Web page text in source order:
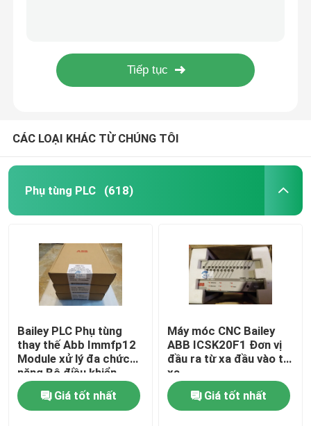
PLC Triplex
Triconx DCS
Phụ tùng Honeywell
Mô-đun Woodward
Emerson Epro
Mô-đun Allen Bradley
Emerson Delta V DCS
CÁC LOẠI KHÁC TỪ CHÚNG TÔI
Phụ tùng PLC (618)
Bailey PLC Phụ tùng
thay thế Abb Immfp12
Module xử lý đa chức
năng Bộ điều khiển
mạnh mẽ
Giá tốt nhất
Máy móc CNC Bailey
ABB ICSK20F1 Đơn vị
đầu ra từ xa đầu vào từ
xa
Giá tốt nhất